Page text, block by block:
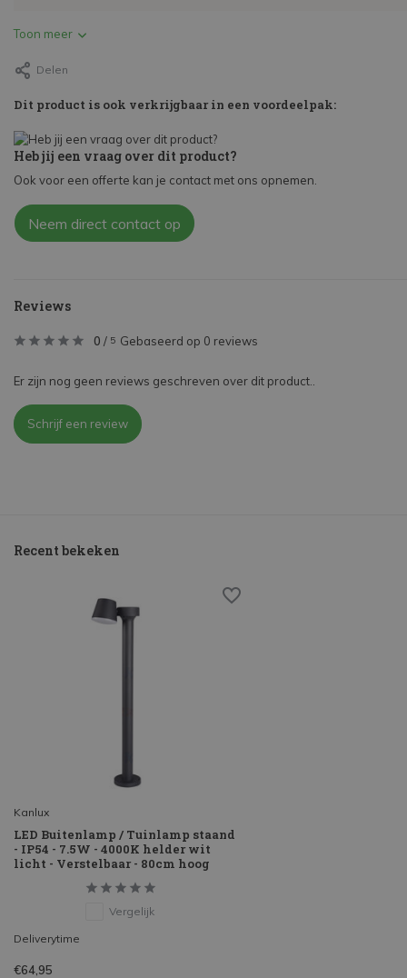
Toon meer
Delen
Dit product is ook verkrijgbaar in een voordeelpak:
Heb jij een vraag over dit product?
Ook voor een offerte kan je contact met ons opnemen.
Neem direct contact op
Reviews
0 / 5 Gebaseerd op 0 reviews
Er zijn nog geen reviews geschreven over dit product..
Schrijf een review
Recent bekeken
Kanlux
LED Buitenlamp / Tuinlamp staand
- IP54 - 7.5W - 4000K helder wit
licht - Verstelbaar - 80cm hoog
Vergelijk
Deliverytime
€64,95